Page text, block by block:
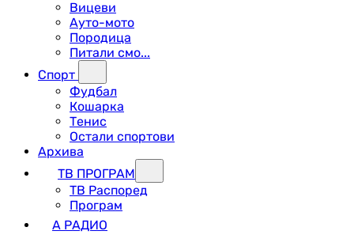
Вицеви
Ауто-мото
Породица
Питали смо...
Спорт
Фудбал
Кошарка
Тенис
Остали спортови
Архива
ТВ ПРОГРАМ
ТВ Распоред
Програм
А РАДИО